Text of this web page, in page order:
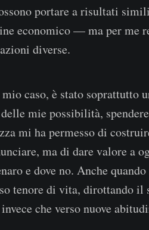
portare a risultati
economico — ma per me
diverse.
caso, è stato soprattutto
mie possibilità,
mi ha permesso di
ma di dare valore a
e dove no. Anche
tenore di vita, dirottando
che verso nuove